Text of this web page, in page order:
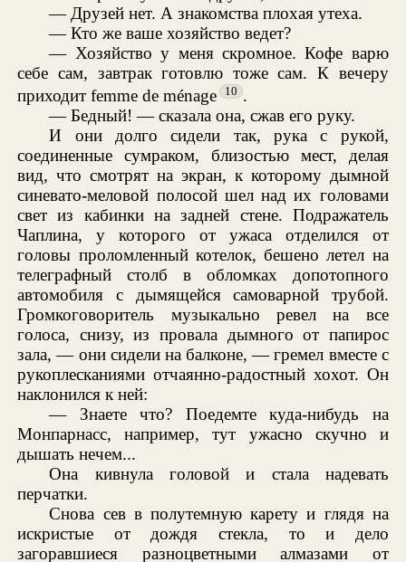
— Друзей нет. А знакомства плохая утеха.
— Кто же ваше хозяйство ведет?
— Хозяйство у меня скромное. Кофе варю
себе сам, завтрак готовлю тоже сам. К вечеру
приходит femme de ménage
10 .
— Бедный! — сказала она, сжав его руку.
И они долго сидели так, рука с рукой,
соединенные сумраком, близостью мест, делая
вид, что смотрят на экран, к которому дымной
синевато-меловой полосой шел над их головами
свет из кабинки на задней стене. Подражатель
Чаплина, у которого от ужаса отделился от
головы проломленный котелок, бешено летел на
телеграфный столб в обломках допотопного
автомобиля с дымящейся самоварной трубой.
Громкоговоритель музыкально ревел на все
голоса, снизу, из провала дымного от папирос
зала, — они сидели на балконе, — гремел вместе с
рукоплесканиями отчаянно-радостный хохот. Он
наклонился к ней:
— Знаете что? Поедемте куда-нибудь на
Монпарнасс, например, тут ужасно скучно и
дышать нечем...
Она кивнула головой и стала надевать
перчатки.
Снова сев в полутемную карету и глядя на
искристые от дождя стекла, то и дело
загоравшиеся разноцветными алмазами от